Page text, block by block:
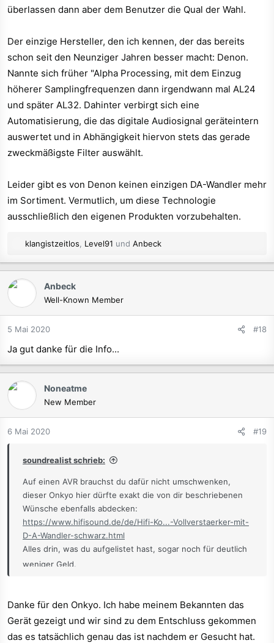
überlassen dann aber dem Benutzer die Qual der Wahl.
Der einzige Hersteller, den ich kennen, der das bereits
schon seit den Neunziger Jahren besser macht: Denon.
Nannte sich früher "Alpha Processing, mit dem Einzug
höherer Samplingfrequenzen dann irgendwann mal AL24
und später AL32. Dahinter verbirgt sich eine
Automatisierung, die das digitale Audiosignal geräteintern
auswertet und in Abhängigkeit hiervon stets das gerade
zweckmäßigste Filter auswählt.
Leider gibt es von Denon keinen einzigen DA-Wandler mehr
im Sortiment. Vermutlich, um diese Technologie
ausschließlich den eigenen Produkten vorzubehalten.
R
k
o
n
n
:
klangistzeitlos Level91 und Anbeck
Anbeck
Well-Known Member
5 Mai 2020 #18
Ja gut danke für die Info...
Noneatme
New Member
6 Mai 2020 #19
soundrealist schrieb:
Auf einen AVR brauchst du dafür nicht umschwenken,
dieser Onkyo hier dürfte exakt die von dir beschriebenen
Wünsche ebenfalls abdecken:
https://www.hifisound.de/de/Hifi-Ko...-Vollverstaerker-mit-
D-A-Wandler-schwarz.html
Alles drin, was du aufgelistet hast, sogar noch für deutlich
weniger Geld.
Danke für den Onkyo. Ich habe meinem Bekannten das
Gerät gezeigt und wir sind zu dem Entschluss gekommen
das es tatsächlich genau das ist nachdem er Gesucht hat.